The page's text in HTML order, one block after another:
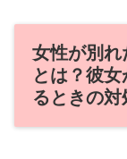
女性が別れ
とは？彼
るときの